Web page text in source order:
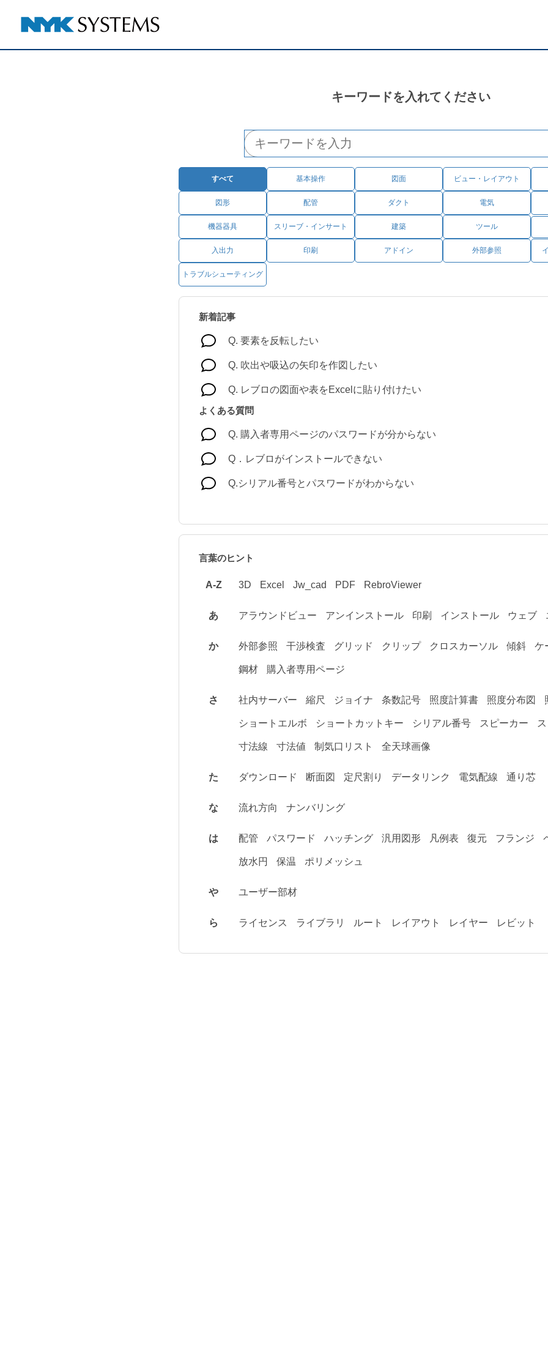
キーワードを入れてください
すべて 基本操作 図面 ビュー・レイアウト
図形 配管 ダクト 電気
機器器具 スリーブ・インサート 建築 ツール
入出力 印刷 アドイン 外部参照
トラブルシューティング
新着記事
Q. 要素を反転したい
Q. 吹出や吸込の矢印を作図したい
Q. レブロの図面や表をExcelに貼り付けたい
よくある質問
Q. 購入者専用ページのパスワードが分からない
Q．レブロがインストールできない
Q.シリアル番号とパスワードがわからない
言葉のヒント
A-Z 3D Excel Jw_cad PDF RebroViewer
あ アラウンドビュー アンインストール 印刷 インストール ウェブ
か 外部参照 干渉検査 グリッド クリップ クロスカーソル 傾斜 ケ
鋼材 購入者専用ページ
さ 社内サーバー 縮尺 ジョイナ 条数記号 照度計算書 照度分布図
ショートエルボ ショートカットキー シリアル番号 スピーカー
寸法線 寸法値 制気口リスト 全天球画像
た ダウンロード 断面図 定尺割り データリンク 電気配線 通り芯
な 流れ方向 ナンバリング
は 配管 パスワード ハッチング 汎用図形 凡例表 復元 フランジ
放水円 保温 ポリメッシュ
や ユーザー部材
ら ライセンス ライブラリ ルート レイアウト レイヤー レビット